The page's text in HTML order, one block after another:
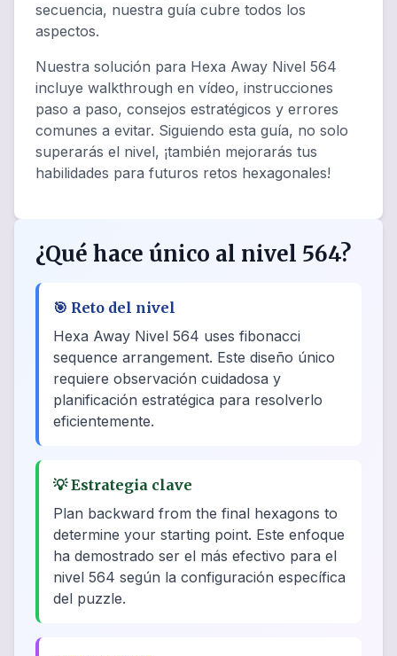
secuencia, nuestra guía cubre todos los
aspectos.
Nuestra solución para Hexa Away Nivel 564
incluye walkthrough en vídeo, instrucciones
paso a paso, consejos estratégicos y errores
comunes a evitar. Siguiendo esta guía, no solo
superarás el nivel, ¡también mejorarás tus
habilidades para futuros retos hexagonales!
¿Qué hace único al nivel 564?
🎯 Reto del nivel
Hexa Away Nivel 564 uses fibonacci
sequence arrangement. Este diseño único
requiere observación cuidadosa y
planificación estratégica para resolverlo
eficientemente.
💡Estrategia clave
Plan backward from the final hexagons to
determine your starting point. Este enfoque
ha demostrado ser el más efectivo para el
nivel 564 según la configuración específica
del puzzle.